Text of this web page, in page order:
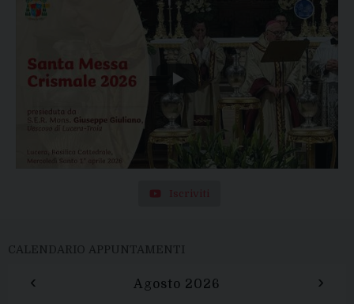
Iscriviti
CALENDARIO APPUNTAMENTI
‹ Agosto 2026 ›